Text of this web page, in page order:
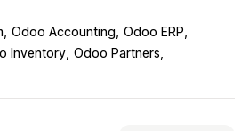
Odoo Accounting Odoo ERP
Inventory Odoo Partners